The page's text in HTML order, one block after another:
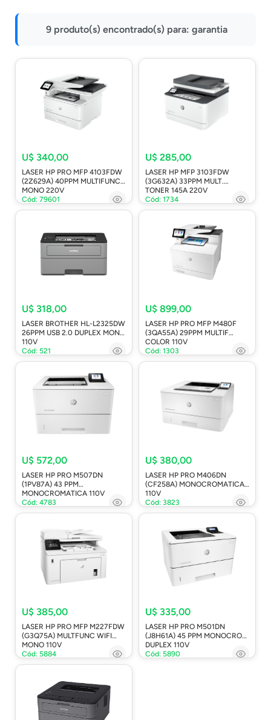
Onu Epon
Ferramentas-Tools
9 produto(s) encontrado(s) para: garantia
U$ 340,00
LASER HP PRO MFP 4103FDW
(2Z629A) 40PPM MULTIFUNC.
MONO 220V
Cód: 79601
U$ 285,00
LASER HP MFP 3103FDW
(3G632A) 33PPM MULT.
TONER 145A 220V
Cód: 1734
U$ 318,00
LASER BROTHER HL-L2325DW
26PPM USB 2.0 DUPLEX MONO
110V
Cód: 521
U$ 899,00
LASER HP PRO MFP M480F
(3QA55A) 29PPM MULTIF
COLOR 110V
Cód: 1303
U$ 572,00
LASER HP PRO M507DN
(1PV87A) 43 PPM
MONOCROMATICA 110V
Cód: 4783
U$ 380,00
LASER HP PRO M406DN
(CF258A) MONOCROMATICA
110V
Cód: 3823
U$ 385,00
LASER HP PRO MFP M227FDW
(G3Q75A) MULTFUNC WIFI
MONO 110V
Cód: 5884
U$ 335,00
LASER HP PRO M501DN
(J8H61A) 45 PPM MONOCROM
DUPLEX 110V
Cód: 5890